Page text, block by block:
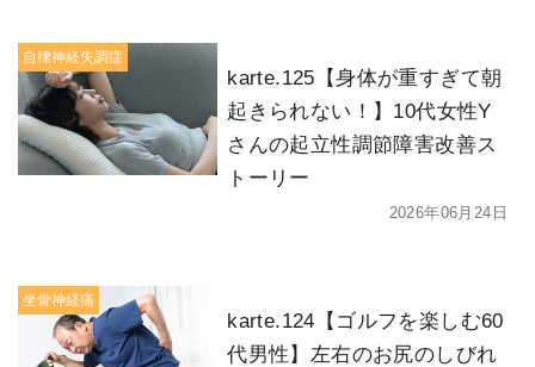
自律神経失調症
karte.125【身体が重すぎて朝
起きられない！】10代女性Y
さんの起立性調節障害改善ス
トーリー
2026年06月24日
坐骨神経痛
karte.124【ゴルフを楽しむ60
代男性】左右のお尻のしびれ